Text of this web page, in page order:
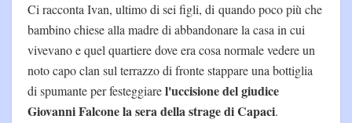
Ci racconta Ivan, ultimo di sei figli, di quando poco più che
bambino chiese alla madre di abbandonare la casa in cui
vivevano e quel quartiere dove era cosa normale vedere un
noto capo clan sul terrazzo di fronte stappare una bottiglia
di spumante per festeggiarel'uccisione del giudice
Giovanni Falcone la sera della strage di Capaci.